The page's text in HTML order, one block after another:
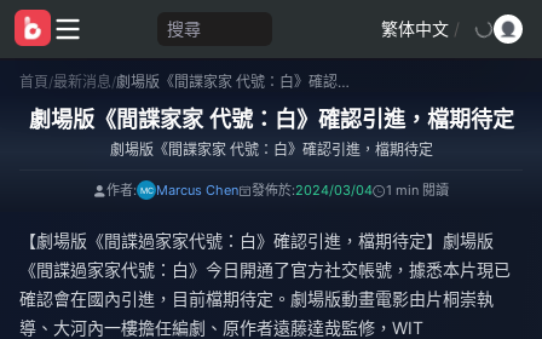
搜尋 繁体中文 /
首頁/最新消息/ 劇場版《間諜家家 代號：白》確認引進，檔期待定
劇場版《間諜家家 代號：白》確認引進，檔期待定
劇場版《間諜家家 代號：白》確認引進，檔期待定
作者: Marcus Chen 發佈於:2024/03/04 1 min 閱讀
【劇場版《間諜過家家代號：白》確認引進，檔期待定】劇場版
《間諜過家家代號：白》今日開通了官方社交帳號，據悉本片現已
確認會在國內引進，目前檔期待定。劇場版動畫電影由片桐崇執
導、大河內一樓擔任編劇、原作者遠藤達哉監修，WIT